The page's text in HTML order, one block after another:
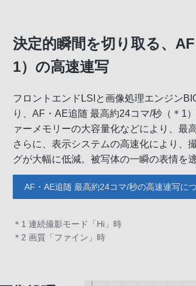
決定的瞬間を切り取る、
1）の高速連写
フロントエンドLSIと画像処理エンジン
り、AF・AE追随 最高約24コマ/秒（＊1
ァーメモリーの大容量化などにより、最
さらに、表示システムの高速化により、
グが大幅に低減。被写体の一瞬の表情を
AF・AE追随 最高約24コマ/秒の高速連写に
＊1 連続撮影モード「Hi」時
＊2 画質「ファイン」時